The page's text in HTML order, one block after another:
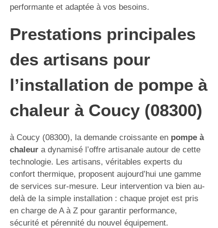
performante et adaptée à vos besoins.
Prestations principales
des artisans pour
l’installation de pompe à
chaleur à Coucy (08300)
à Coucy (08300), la demande croissante en pompe à
chaleur a dynamisé l’offre artisanale autour de cette
technologie. Les artisans, véritables experts du
confort thermique, proposent aujourd’hui une gamme
de services sur-mesure. Leur intervention va bien au-
delà de la simple installation : chaque projet est pris
en charge de A à Z pour garantir performance,
sécurité et pérennité du nouvel équipement.